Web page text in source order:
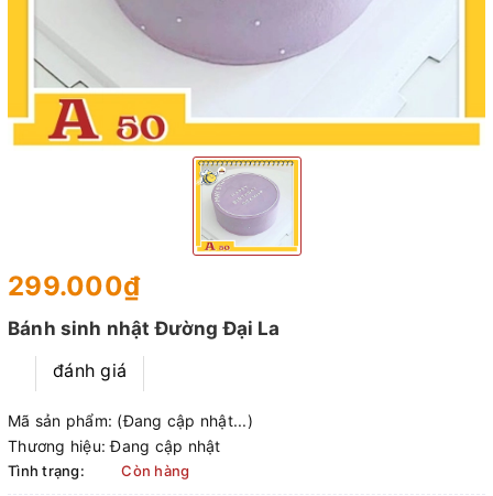
299.000₫
Bánh sinh nhật Đường Đại La
đánh giá
Mã sản phẩm: (Đang cập nhật...)
Thương hiệu: Đang cập nhật
Tình trạng: Còn hàng